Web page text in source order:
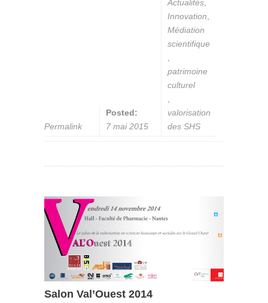
Permalink
Posted:
7 mai 2015
Actualités
Innovation
Médiation
scientifique
patrimoine
culturel
valorisation
des SHS
Salon Val’Ouest 2014